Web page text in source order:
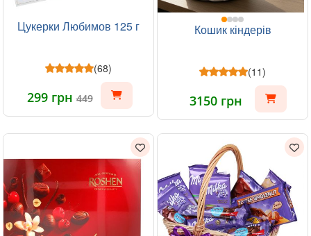
Цукерки Любимов 125 г
(68)
299 грн449
Кошик кіндерів
(11)
3150 грн